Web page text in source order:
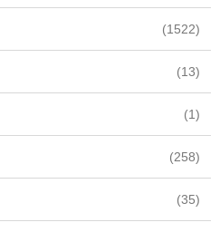
(1522)
(13)
(1)
(258)
(35)